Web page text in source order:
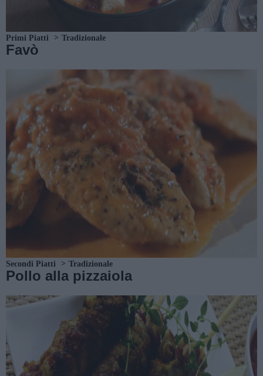
Primi Piatti Tradizionale
Favò
Secondi Piatti Tradizionale
Pollo alla pizzaiola